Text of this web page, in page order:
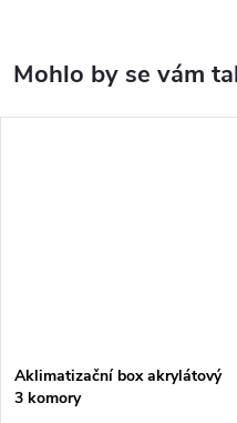
Aklimatizační box akrylátový
3 komory